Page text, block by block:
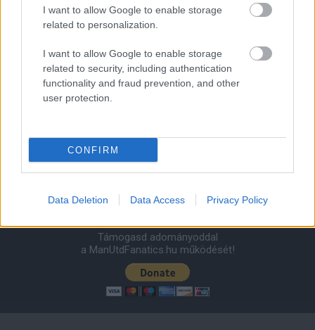
I want to allow Google to enable storage
related to personalization.
I want to allow Google to enable storage
related to security, including authentication
functionality and fraud prevention, and other
user protection.
CONFIRM
Data Deletion Data Access Privacy Policy
2026-08-08 17:00
Leeds UnitedvsManchester United2026-08-12 20:30
Manchester United
ELŐZŐ MÉRKŐZÉSEK
Támogasd adományoddal
a ManUtdFanatics.hu működését!